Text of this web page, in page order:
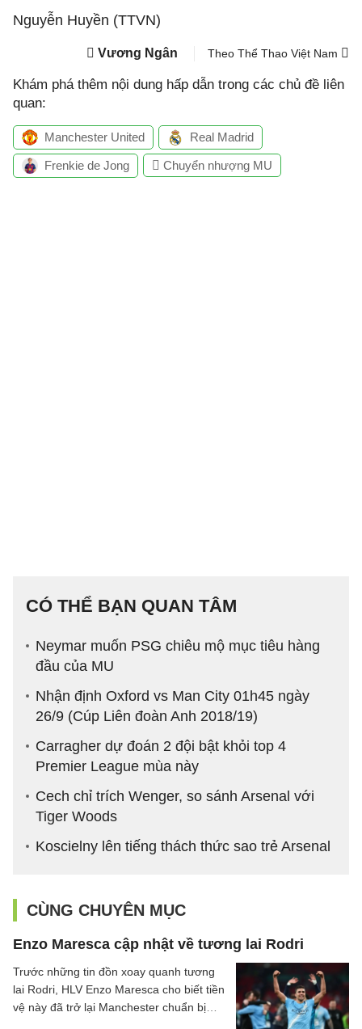
Nguyễn Huyền (TTVN)
Vương Ngân Theo Thể Thao Việt Nam
Khám phá thêm nội dung hấp dẫn trong các chủ đề liên
quan:
Manchester United Real Madrid
Frenkie de Jong Chuyển nhượng MU
CÓ THỂ BẠN QUAN TÂM
Neymar muốn PSG chiêu mộ mục tiêu hàng
đầu của MU
Nhận định Oxford vs Man City 01h45 ngày
26/9 (Cúp Liên đoàn Anh 2018/19)
Carragher dự đoán 2 đội bật khỏi top 4
Premier League mùa này
Cech chỉ trích Wenger, so sánh Arsenal với
Tiger Woods
Koscielny lên tiếng thách thức sao trẻ Arsenal
CÙNG CHUYÊN MỤC
Enzo Maresca cập nhật về tương lai Rodri
Trước những tin đồn xoay quanh tương
lai Rodri, HLV Enzo Maresca cho biết tiền
vệ này đã trở lại Manchester chuẩn bị